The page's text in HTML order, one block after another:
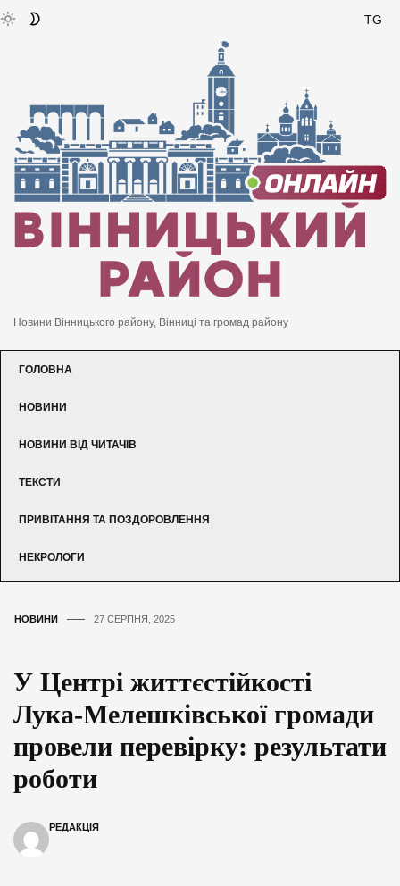
TG
Новини Вінницького району, Вінниці та громад району
ГОЛОВНА
НОВИНИ
НОВИНИ ВІД ЧИТАЧІВ
ТЕКСТИ
ПРИВІТАННЯ ТА ПОЗДОРОВЛЕННЯ
НЕКРОЛОГИ
НОВИНИ 27 СЕРПНЯ, 2025
У Центрі життєстійкості
Лука-Мелешківської громади
провели перевірку: результати
роботи
РЕДАКЦІЯ